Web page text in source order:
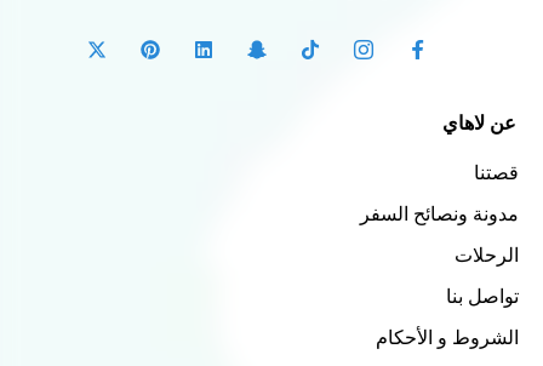
عن لاهاي
قصتنا
مدونة ونصائح السفر
الرحلات
تواصل بنا
الشروط و الأحكام